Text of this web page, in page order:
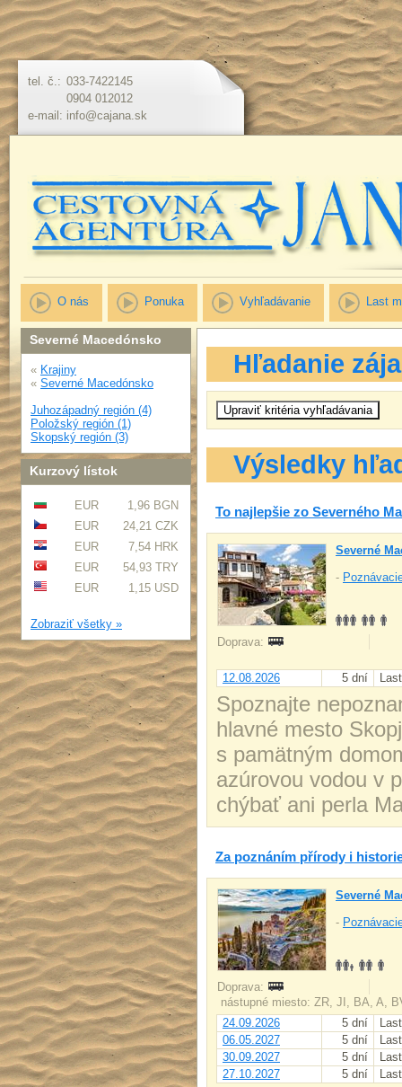
tel. č.: 033-7422145
0904 012012
e-mail: info@cajana.sk
O nás Ponuka Vyhľadávanie Last
Severné Macedónsko
« Krajiny
« Severné Macedónsko
Juhozápadný región (4)
Položský región (1)
Skopský región (3)
Kurzový lístok
EUR
1,96 BGN
EUR
24,21 CZK
EUR
7,54 HRK
EUR
54,93 TRY
EUR
1,15 USD
Zobraziť všetky »
Hľadanie
Výsledky
To najlepšie zo Severného
Severné
-
Doprava:
12.08.2026 5 dní
Spoznajte
hlavné mesto
s pamätným
azúrovou vodou v
chýbať ani perla
Za poznáním přírody i
Severné
-
Doprava:
nástupné miesto: ZR, JI, BA, A,
24.09.2026
5 dní
06.05.2027
5 dní
30.09.2027
5 dní
27.10.2027
5 dní